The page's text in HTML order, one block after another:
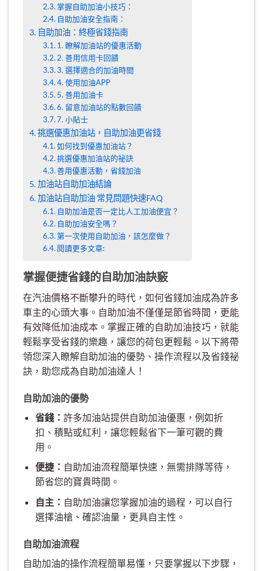
掌握自助加油小技巧：
自助加油安全指南：
自助加油：終極省錢指南
1. 瞭解加油站的優惠活動
2. 善用信用卡回饋
3. 選擇適合的加油時間
4. 使用加油APP
5. 善用加油卡
6. 留意加油站的點數回饋
7. 小貼士
挑選優惠加油站，自助加油更省錢
如何找到優惠加油站？
挑選優惠加油站的祕訣
善用優惠活動，省錢加油
加油站自助加油結論
加油站自助加油 常見問題快速FAQ
自助加油是否一定比人工加油便宜？
自助加油安全嗎？
第一次使用自助加油，該怎麼做？
閱讀更多文章:
掌握便捷省錢的自助加油訣竅
在汽油價格不斷攀升的時代，如何省錢加油成為許多
車主的心頭大事。自助加油不僅僅是節省時間，更能
有效降低加油成本。掌握正確的自助加油技巧，就能
輕鬆享受省錢的樂趣，讓您的荷包更輕鬆。以下將帶
領您深入瞭解自助加油的優勢、操作流程以及省錢祕
訣，助您成為自助加油達人！
自助加油的優勢
省錢： 許多加油站提供自助加油優惠，例如折
扣、積點或紅利，讓您輕鬆省下一筆可觀的費
用。
便捷： 自助加油流程簡單快速，無需排隊等待，
節省您的寶貴時間。
自主： 自助加油讓您掌握加油的過程，可以自行
選擇油槍、確認油量，更具自主性。
自助加油流程
自助加油的操作流程簡單易懂，只要掌握以下步驟，